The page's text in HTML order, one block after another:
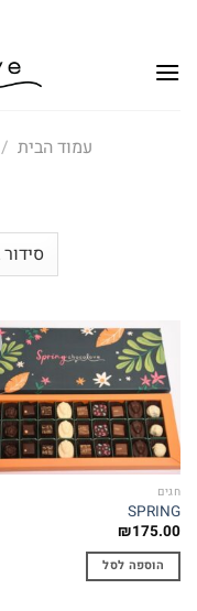
content
עמוד הבית /
חגים
SPRING
₪175.00
הוספה לסל